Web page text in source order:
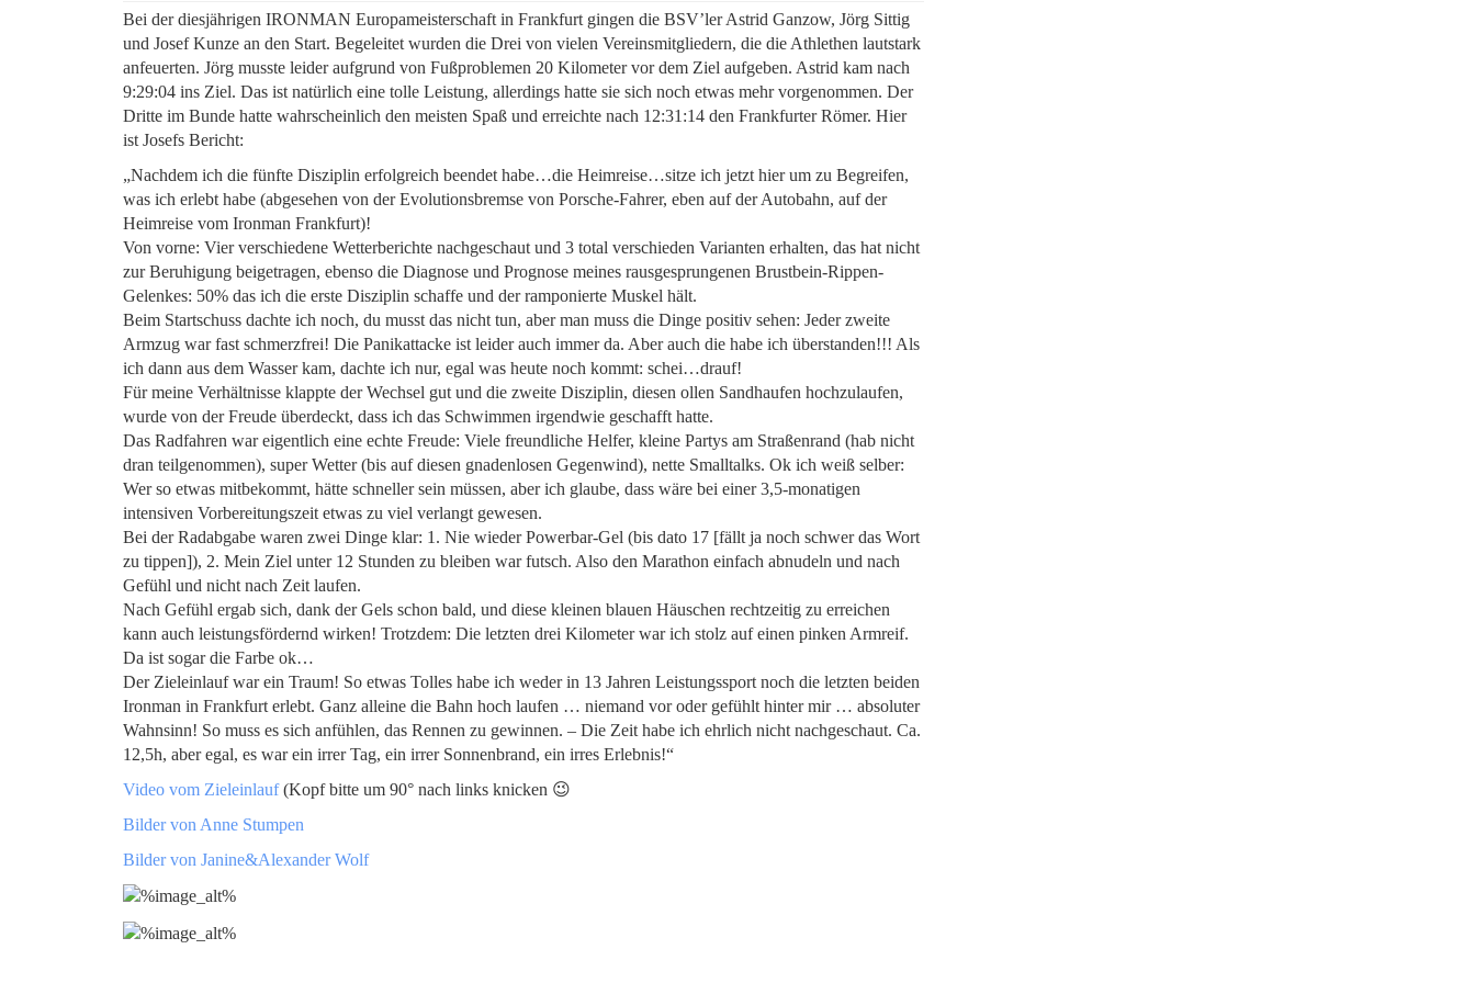
Bei der diesjährigen IRONMAN Europameisterschaft in Frankfurt gingen die BSV’ler Astrid Ganzow, Jörg Sittig
und Josef Kunze an den Start. Begeleitet wurden die Drei von vielen Vereinsmitgliedern, die die Athlethen lautstark
anfeuerten. Jörg musste leider aufgrund von Fußproblemen 20 Kilometer vor dem Ziel aufgeben. Astrid kam nach
9:29:04 ins Ziel. Das ist natürlich eine tolle Leistung, allerdings hatte sie sich noch etwas mehr vorgenommen. Der
Dritte im Bunde hatte wahrscheinlich den meisten Spaß und erreichte nach 12:31:14 den Frankfurter Römer. Hier
ist Josefs Bericht:
„Nachdem ich die fünfte Disziplin erfolgreich beendet habe…die Heimreise…sitze ich jetzt hier um zu Begreifen,
was ich erlebt habe (abgesehen von der Evolutionsbremse von Porsche-Fahrer, eben auf der Autobahn, auf der
Heimreise vom Ironman Frankfurt)!
Von vorne: Vier verschiedene Wetterberichte nachgeschaut und 3 total verschieden Varianten erhalten, das hat nicht
zur Beruhigung beigetragen, ebenso die Diagnose und Prognose meines rausgesprungenen Brustbein-Rippen-
Gelenkes: 50% das ich die erste Disziplin schaffe und der ramponierte Muskel hält.
Beim Startschuss dachte ich noch, du musst das nicht tun, aber man muss die Dinge positiv sehen: Jeder zweite
Armzug war fast schmerzfrei! Die Panikattacke ist leider auch immer da. Aber auch die habe ich überstanden!!! Als
ich dann aus dem Wasser kam, dachte ich nur, egal was heute noch kommt: schei…drauf!
Für meine Verhältnisse klappte der Wechsel gut und die zweite Disziplin, diesen ollen Sandhaufen hochzulaufen,
wurde von der Freude überdeckt, dass ich das Schwimmen irgendwie geschafft hatte.
Das Radfahren war eigentlich eine echte Freude: Viele freundliche Helfer, kleine Partys am Straßenrand (hab nicht
dran teilgenommen), super Wetter (bis auf diesen gnadenlosen Gegenwind), nette Smalltalks. Ok ich weiß selber:
Wer so etwas mitbekommt, hätte schneller sein müssen, aber ich glaube, dass wäre bei einer 3,5-monatigen
intensiven Vorbereitungszeit etwas zu viel verlangt gewesen.
Bei der Radabgabe waren zwei Dinge klar: 1. Nie wieder Powerbar-Gel (bis dato 17 [fällt ja noch schwer das Wort
zu tippen]), 2. Mein Ziel unter 12 Stunden zu bleiben war futsch. Also den Marathon einfach abnudeln und nach
Gefühl und nicht nach Zeit laufen.
Nach Gefühl ergab sich, dank der Gels schon bald, und diese kleinen blauen Häuschen rechtzeitig zu erreichen
kann auch leistungsfördernd wirken! Trotzdem: Die letzten drei Kilometer war ich stolz auf einen pinken Armreif.
Da ist sogar die Farbe ok…
Der Zieleinlauf war ein Traum! So etwas Tolles habe ich weder in 13 Jahren Leistungssport noch die letzten beiden
Ironman in Frankfurt erlebt. Ganz alleine die Bahn hoch laufen … niemand vor oder gefühlt hinter mir … absoluter
Wahnsinn! So muss es sich anfühlen, das Rennen zu gewinnen. – Die Zeit habe ich ehrlich nicht nachgeschaut. Ca.
12,5h, aber egal, es war ein irrer Tag, ein irrer Sonnenbrand, ein irres Erlebnis!“
Video vom Zieleinlauf(Kopf bitte um 90° nach links knicken 😉
Bilder von Anne Stumpen
Bilder von Janine&Alexander Wolf